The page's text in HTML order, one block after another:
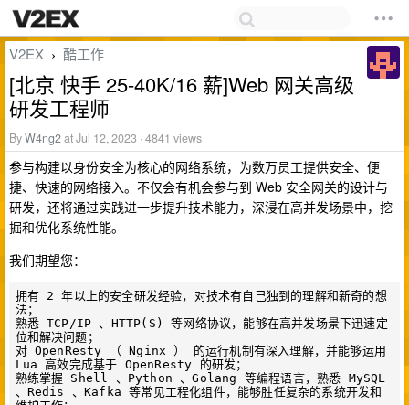
V2EX › 酷工作
[北京 快手 25-40K/16 薪]Web 网关高级
研发工程师
ByW4ng2at Jul 12, 2023 · 4841 views
参与构建以身份安全为核心的网络系统，为数万员工提供安全、便
捷、快速的网络接入。不仅会有机会参与到 Web 安全网关的设计与
研发，还将通过实践进一步提升技术能力，深浸在高并发场景中，挖
掘和优化系统性能。
我们期望您：
拥有 2 年以上的安全研发经验，对技术有自己独到的理解和新奇的想
法；
熟悉 TCP/IP 、HTTP(S) 等网络协议，能够在高并发场景下迅速定
位和解决问题；
对 OpenResty （ Nginx ） 的运行机制有深入理解，并能够运用
Lua 高效完成基于 OpenResty 的研发；
熟练掌握 Shell 、Python 、Golang 等编程语言，熟悉 MySQL
、Redis 、Kafka 等常见工程化组件，能够胜任复杂的系统开发和